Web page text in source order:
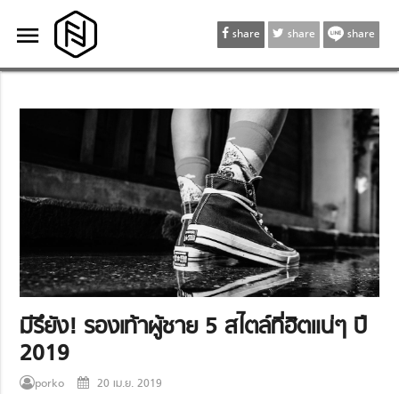
menu
menu share share share
มีรึยัง! รองเท้าผู้ชาย 5 สไตล์ที่ฮิตแน่ๆ ปี
2019
porko 20 เม.ย. 2019